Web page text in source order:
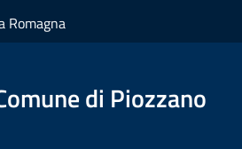
Romagna
di Piozzano